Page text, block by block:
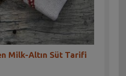
Milk-Altın Süt Tarifi